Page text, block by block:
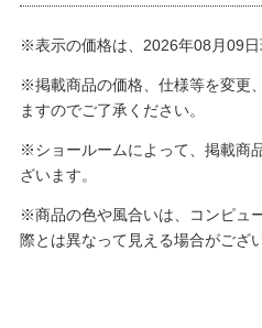
※表示の価格は、2026年08月09日
※掲載商品の価格、仕様等を変更
ますのでご了承ください。
※ショールームによって、掲載商
ざいます。
※商品の色や風合いは、コンピュ
際とは異なって見える場合がござ